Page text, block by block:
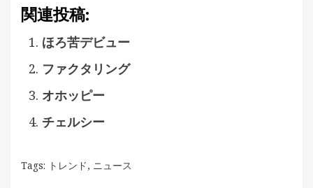
関連投稿:
ほろ苦デビュー
ファクタリング
オホッピー
チェルシー
Tags: トレンド, ニュース